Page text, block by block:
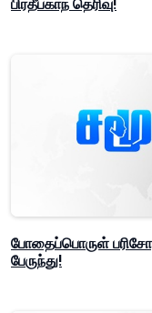
பிரதீப்காந் தெரிவு!
போதைப்பொருள்
பேருந்து!